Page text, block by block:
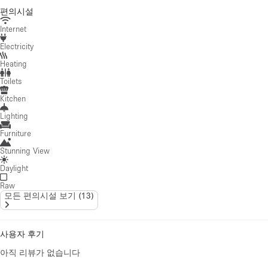
편의시설
Internet
Electricity
Heating
Toilets
Kitchen
Lighting
Furniture
Stunning View
Daylight
Raw
모든 편의시설 보기 (13)
사용자 후기
아직 리뷰가 없습니다